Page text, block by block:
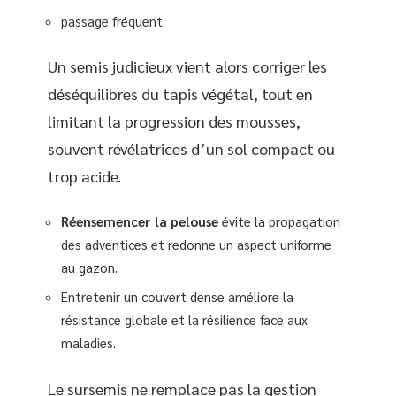
passage fréquent.
Un semis judicieux vient alors corriger les
déséquilibres du tapis végétal, tout en
limitant la progression des mousses,
souvent révélatrices d’un sol compact ou
trop acide.
Réensemencer la pelouse évite la propagation
des adventices et redonne un aspect uniforme
au gazon.
Entretenir un couvert dense améliore la
résistance globale et la résilience face aux
maladies.
Le sursemis ne remplace pas la gestion